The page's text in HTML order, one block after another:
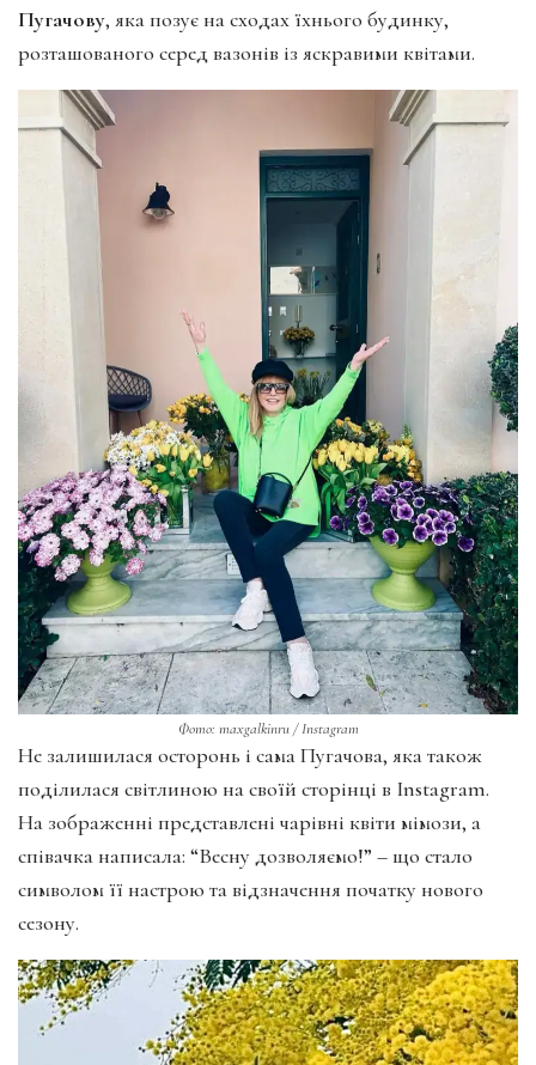
Пугачову, яка позує на сходах їхнього будинку,
розташованого серед вазонів із яскравими квітами.
Фото: maxgalkinru / Instagram
Не залишилася осторонь і сама Пугачова, яка також
поділилася світлиною на своїй сторінці в Instagram.
На зображенні представлені чарівні квіти мімози, а
співачка написала: “Весну дозволяємо!” – що стало
символом її настрою та відзначення початку нового
сезону.